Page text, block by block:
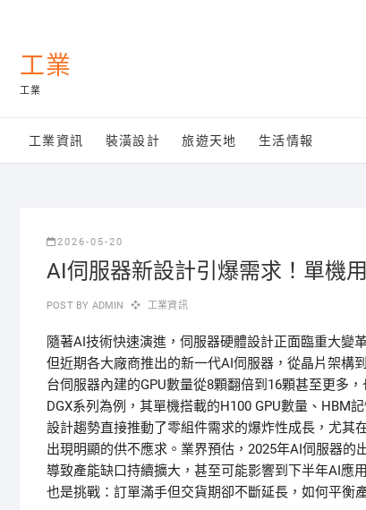
content工業
工業
工業資訊 裝潢設計 旅遊天地 生活情報
2026-05-20
AI伺服器新設計引爆需求！單機
POST BY ADMIN 工業資訊
隨著AI技術快速演進，伺服器硬體設計正面臨重大變
但近期各大廠商推出的新一代AI伺服器，從晶片架構
台伺服器內建的GPU數量從8顆翻倍到16顆甚至更多
DGX系列為例，其單機搭載的H100 GPU數量、HBM
設計趨勢直接推動了零組件需求的爆炸性成長，尤其
出現明顯的供不應求。業界預估，2025年AI伺服器的
導致產能缺口持續擴大，甚至可能影響到下半年AI應
也是挑戰：訂單滿手但交貨期卻不斷延長，如何平衡